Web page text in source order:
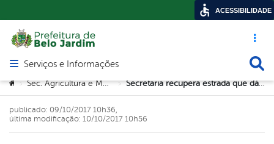
Acesso
Abrir menu principal de navegação
Serviços e Informações
Você está aqui:
> Sec. Agricultura e Meio Ambiente > Secretaria recupera estrada que dá acesso ao Sítio Cavalo Morto
publicado: 09/10/2017 10h36,
última modificação: 10/10/2017 10h56
ACESSIBILIDADE